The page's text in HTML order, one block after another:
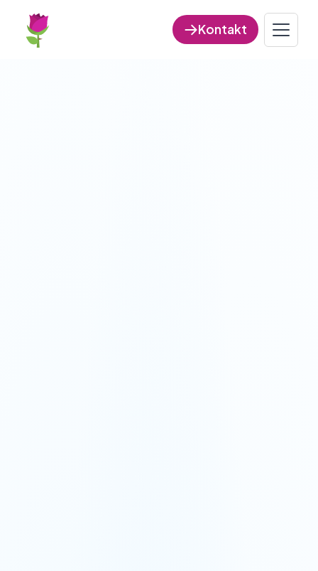
Kontakt